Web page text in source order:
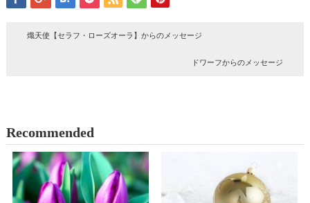
熾天使【セラフ・ローズオーラ】からのメッセージ
ドワーフからのメッセージ
Recommended